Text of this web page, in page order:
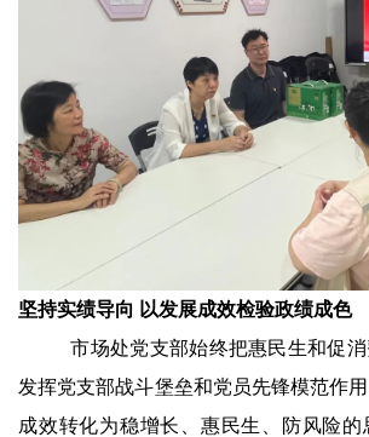
坚持实绩导向 以发展成效检验政绩成色
市场处党支部始终把惠民生和促
发挥党支部战斗堡垒和党员先锋模范作
成效转化为稳增长、惠民生、防风险